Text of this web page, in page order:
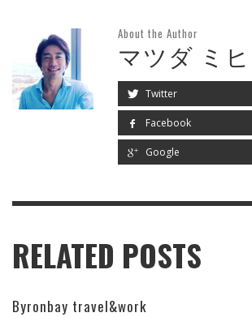
About the Author
マツダ ミ
Twitter
Facebook
Google
RELATED POSTS
Byronbay travel&work